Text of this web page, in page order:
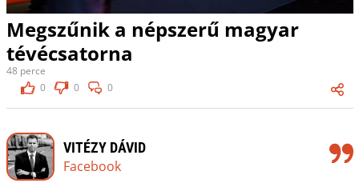
Megszűnik a népszerű magyar
tévécsatorna
48 perce
0
0 0
VITÉZY DÁVID
Facebook